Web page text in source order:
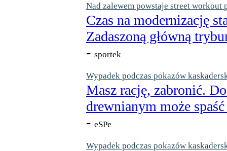
Nad zalewem powstaje street workout
Czas na modernizację
Zadaszoną główną
- sportek
Wypadek podczas pokazów
Masz rację, zabronić.
drewnianym może
- eSPe
Wypadek podczas pokazów